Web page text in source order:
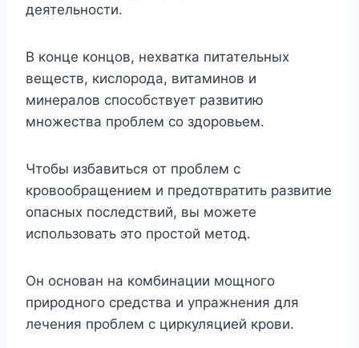
деятельности.
В конце концов, нехватка питательных
веществ, кислорода, витаминов и
минералов способствует развитию
множества проблем со здоровьем.
Чтобы избавиться от проблем с
кровообращением и предотвратить развитие
опасных последствий, вы можете
использовать это простой метод.
Он основан на комбинации мощного
природного средства и упражнения для
лечения проблем с циркуляцией крови.